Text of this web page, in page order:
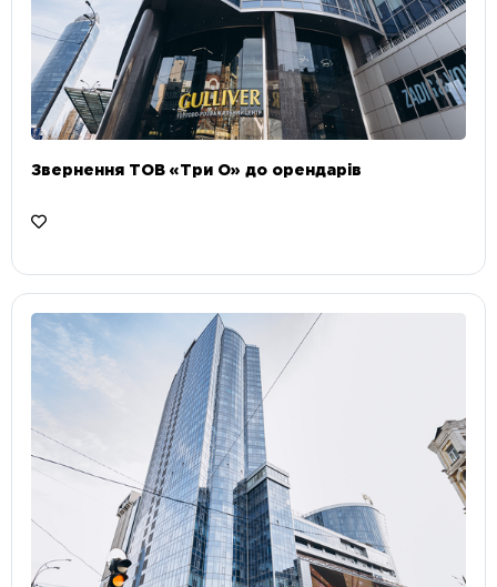
Звернення ТОВ «Три О» до орендарів